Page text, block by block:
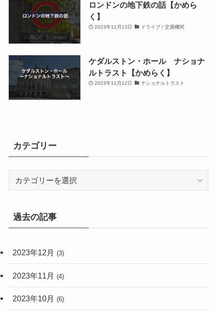
ロンドンの地下鉄の話【かめら
く】
2023年11月13日 ドライブ / 交通機関
ケダルストン・ホール ナショナ
ルトラスト【かめらく】
2023年11月12日 ナショナルトラスト
カテゴリー
リ
ー
過去の記事
2023年12月 (3)
2023年11月 (4)
2023年10月 (6)